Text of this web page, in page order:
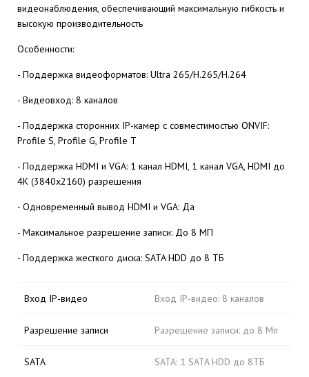
видеонаблюдения, обеспечивающий максимальную гибкость и
высокую производительность
Особенности:
- Поддержка видеоформатов: Ultra 265/H.265/H.264
- Видеовход: 8 каналов
- Поддержка сторонних IP-камер с совместимостью ONVIF:
Profile S, Profile G, Profile T
- Поддержка HDMI и VGA: 1 канал HDMI, 1 канал VGA, HDMI до
4K (3840x2160) разрешения
- Одновременный вывод HDMI и VGA: Да
- Максимальное разрешение записи: До 8 МП
- Поддержка жесткого диска: SATA HDD до 8 ТБ
Вход IP-видео Вход IP-видео: 8 каналов
Разрешение записи Разрешение записи: до 8 Mп
SATA SATA: 1 SATA HDD до 8ТБ